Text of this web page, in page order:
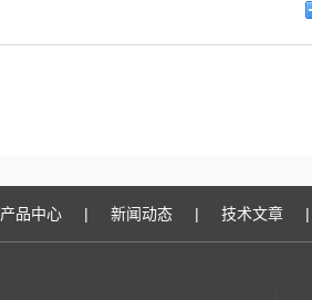
产品中心 | 新闻动态 | 技术文章 |